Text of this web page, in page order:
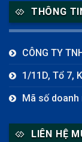
THÔNG
CÔNG TY
1/11D, Tổ 7,
Mã số doanh
LIÊN HỆ